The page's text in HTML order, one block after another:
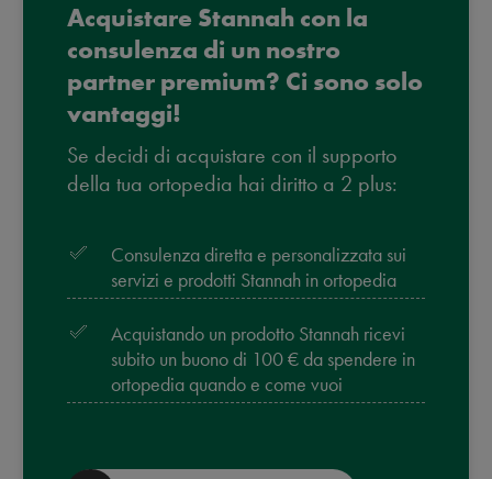
Acquistare Stannah con la
consulenza di un nostro
partner premium? Ci sono solo
vantaggi!
Se decidi di acquistare con il supporto
della tua ortopedia hai diritto a 2 plus:
Consulenza diretta e personalizzata sui
servizi e prodotti Stannah in ortopedia
Acquistando un prodotto Stannah ricevi
subito un buono di 100 € da spendere in
ortopedia quando e come vuoi